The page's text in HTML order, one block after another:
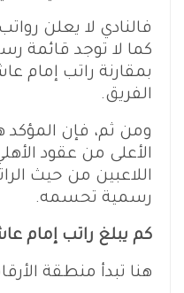
فالنادي لا يعلن
كما لا توجد قائمة
بمقارنة راتب إمام
الفريق.
ومن ثم، فإن
الأعلى من عقود
اللاعبين من حيث
رسمية تحسمه.
كم يبلغ راتب إمام
هنا تبدأ منطقة